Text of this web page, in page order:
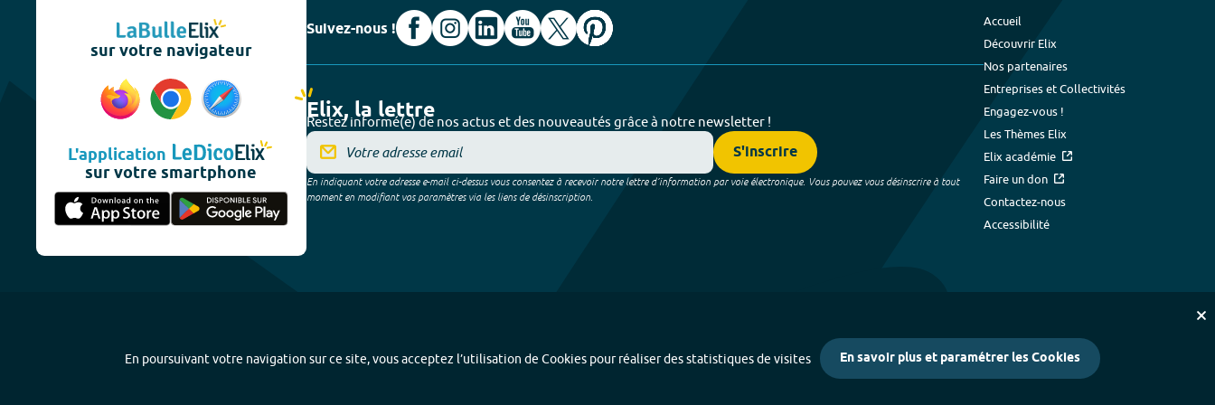
sur votre navigateur
L'application
sur votre smartphone
Suivez-nous !
Elix, la lettre
Restez informé(e) de nos actus et des nouveautés grâce à notre newsletter !
S'inscrire
En indiquant votre adresse e-mail ci-dessus vous consentez à recevoir notre lettre d’information par voie électronique. Vous pouvez vous désinscrire à tout
moment en modifiant vos paramètres via les liens de désinscription.
Accueil
Découvrir Elix
Nos partenaires
Entreprises et Collectivités
Engagez-vous !
Les Thèmes Elix
Elix académie
Faire un don
Contactez-nous
Accessibilité
En poursuivant votre navigation sur ce site, vous acceptez l’utilisation de Cookies pour réaliser des statistiques de visites En savoir plus et paramétrer les Cookies